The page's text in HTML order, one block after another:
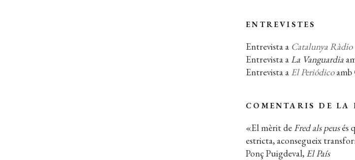
ENTREVISTES
Entrevista a Catalunya
Entrevista aLa Vanguardia
Entrevista a El Periódicoamb
COMENTARIS DE LA
«El mèrit de Fred als peusés
estricta, aconsegueix
Ponç Puigdeval, El País